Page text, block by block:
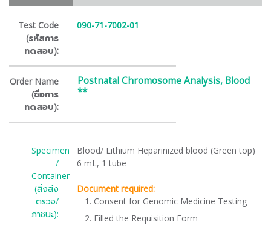
Test Code
(รหัสการ
ทดสอบ):
090-71-7002-01
Order Name
(ชื่อการ
ทดสอบ):
Postnatal Chromosome Analysis, Blood
**
Specimen
/
Container
(สิ่งส่ง
ตรวจ/
ภาชนะ):
Blood/ Lithium Heparinized blood (Green top)
6 mL, 1 tube
Document required:
Consent for Genomic Medicine Testing
Filled the Requisition Form